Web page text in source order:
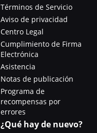
Términos de Servicio
Aviso de privacidad
Centro Legal
Cumplimiento de Firma
Electrónica
Asistencia
Notas de publicación
Programa de
recompensas por
errores
¿Qué hay de nuevo?